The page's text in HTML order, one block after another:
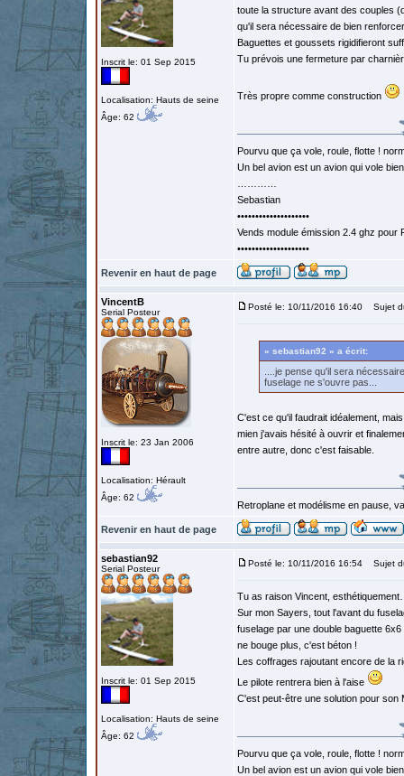
Inscrit le: 01 Sep 2015
Localisation: Hauts de seine
Âge: 62
toute la structure avant des couples
qu'il sera nécessaire de bien
Baguettes et goussets rigidifieront
Tu prévois une fermeture par
Très propre comme construction
Pourvu que ça vole, roule, flotte !
Un bel avion est un avion qui vole
Sebastian
••••••••••••••••••••
Vends module émission 2.4 ghz
••••••••••••••••••••
Revenir en haut de page
VincentB
Serial Posteur
Inscrit le: 23 Jan 2006
Localisation: Hérault
Âge: 62
Posté le: 10/11/2016 16:40 Sujet
« sebastian92 » a écrit:
....je pense qu'il sera
fuselage ne s'ouvre pas...
C'est ce qu'il faudrait idéalement,
mien j'avais hésité à ouvrir et
entre autre, donc c'est faisable.
Retroplane et modélisme en pause,
Revenir en haut de page
sebastian92
Serial Posteur
Inscrit le: 01 Sep 2015
Localisation: Hauts de seine
Âge: 62
Posté le: 10/11/2016 16:54 Sujet
Tu as raison Vincent,
Sur mon Sayers, tout l'avant du
fuselage par une double baguette
ne bouge plus, c'est béton !
Les coffrages rajoutant encore de la
Le pilote rentrera bien à l'aise
C'est peut-être une solution pour son
Pourvu que ça vole, roule, flotte !
Un bel avion est un avion qui vole